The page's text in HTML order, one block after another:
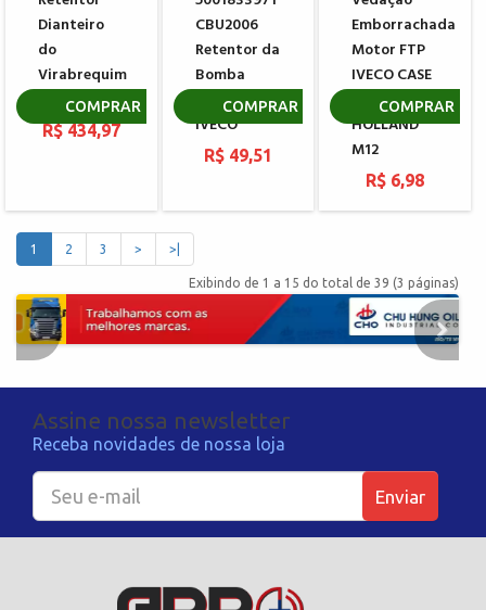
Dianteiro
do
Virabrequim
IVECO
R$ 434,97
COMPRAR
CBU2006
Retentor da
Bomba
Injetora
IVECO
R$ 49,51
COMPRAR
Emborrachada
Motor FTP
IVECO CASE
NEW
HOLLAND
M12
R$ 6,98
COMPRAR
1 2 3 > >|
Exibindo de 1 a 15 do total de 39 (3 páginas)
Assine nossa newsletter
Receba novidades de nossa loja
Enviar